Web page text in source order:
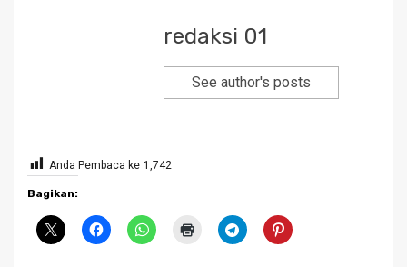
redaksi 01
See author's posts
Anda Pembaca ke 1,742
Bagikan: